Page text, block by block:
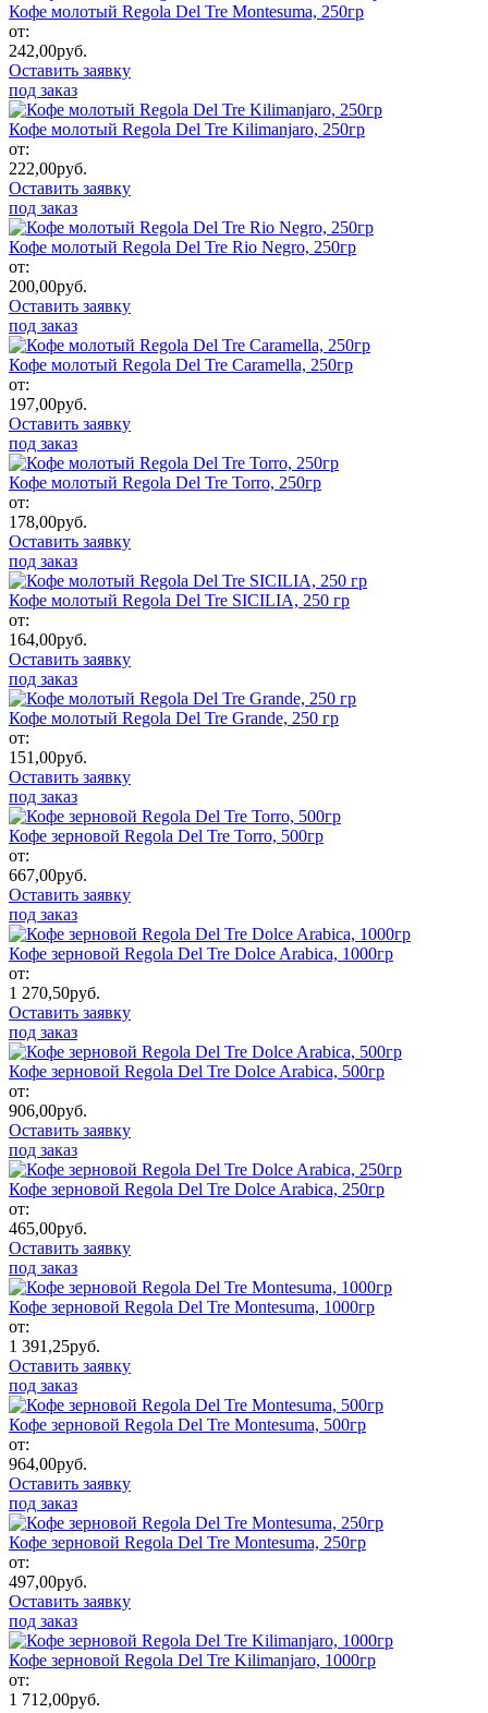
Кофе молотый Regola Del Tre Montesuma, 250гр
от:
242,00руб.
Оставить заявку
под заказ
Кофе молотый Regola Del Tre Kilimanjaro, 250гр
от:
222,00руб.
Оставить заявку
под заказ
Кофе молотый Regola Del Tre Rio Negro, 250гр
от:
200,00руб.
Оставить заявку
под заказ
Кофе молотый Regola Del Tre Caramella, 250гр
от:
197,00руб.
Оставить заявку
под заказ
Кофе молотый Regola Del Tre Torro, 250гр
от:
178,00руб.
Оставить заявку
под заказ
Кофе молотый Regola Del Tre SICILIA, 250 гр
от:
164,00руб.
Оставить заявку
под заказ
Кофе молотый Regola Del Tre Grande, 250 гр
от:
151,00руб.
Оставить заявку
под заказ
Кофе зерновой Regola Del Tre Torro, 500гр
от:
667,00руб.
Оставить заявку
под заказ
Кофе зерновой Regola Del Tre Dolce Arabica, 1000гр
от:
1 270,50руб.
Оставить заявку
под заказ
Кофе зерновой Regola Del Tre Dolce Arabica, 500гр
от:
906,00руб.
Оставить заявку
под заказ
Кофе зерновой Regola Del Tre Dolce Arabica, 250гр
от:
465,00руб.
Оставить заявку
под заказ
Кофе зерновой Regola Del Tre Montesuma, 1000гр
от:
1 391,25руб.
Оставить заявку
под заказ
Кофе зерновой Regola Del Tre Montesuma, 500гр
от:
964,00руб.
Оставить заявку
под заказ
Кофе зерновой Regola Del Tre Montesuma, 250гр
от:
497,00руб.
Оставить заявку
под заказ
Кофе зерновой Regola Del Tre Kilimanjaro, 1000гр
от:
1 712,00руб.